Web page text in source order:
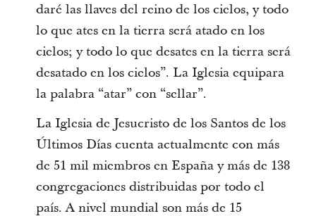
daré las llaves del reino de los cielos, y todo
lo que ates en la tierra será atado en los
cielos; y todo lo que desates en la tierra será
desatado en los cielos”. La Iglesia equipara
la palabra “atar” con “sellar”.
La Iglesia de Jesucristo de los Santos de los
Últimos Días cuenta actualmente con más
de 51 mil miembros en España y más de 138
congregaciones distribuidas por todo el
país. A nivel mundial son más de 15